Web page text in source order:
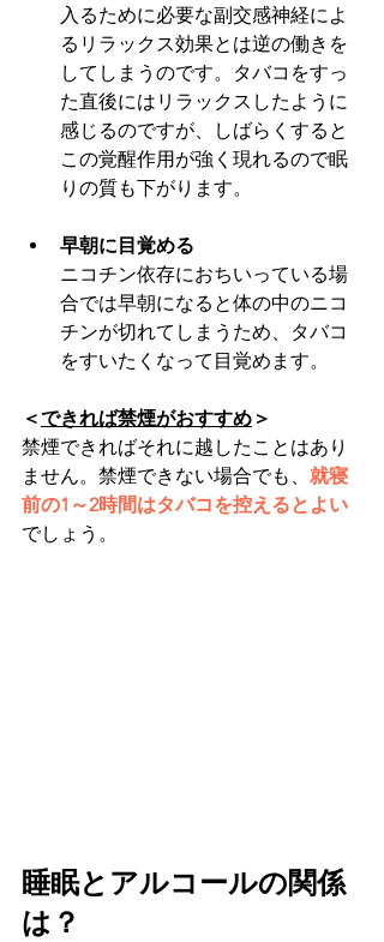
入るために必要な副交感神経によ
るリラックス効果とは逆の働きを
してしまうのです。タバコをすっ
た直後にはリラックスしたように
感じるのですが、しばらくすると
この覚醒作用が強く現れるので眠
りの質も下がります。
早朝に目覚める
ニコチン依存におちいっている場
合では早朝になると体の中のニコ
チンが切れてしまうため、タバコ
をすいたくなって目覚めます。
＜できれば禁煙がおすすめ ＞
禁煙できればそれに越したことはあり
ません。禁煙できない場合でも、 就寝
前の1～2時間はタバコを控えるとよい
でしょう。
睡眠とアルコールの関係
は？